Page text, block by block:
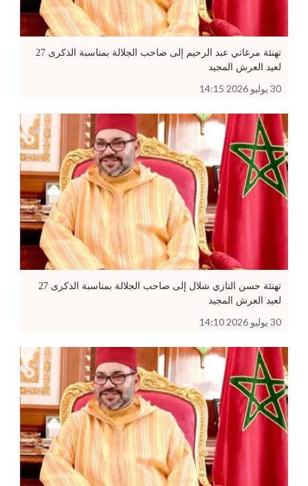
تهنئة مرغاتي عبد الرحيم إلى صاحب الجلالة بمناسبة الذكرى 27
لعيد العرش المجيد
30 يوليو 2026 14:15
تهنئة حسن التازي شلال إلى صاحب الجلالة بمناسبة الذكرى 27
لعيد العرش المجيد
30 يوليو 2026 14:10